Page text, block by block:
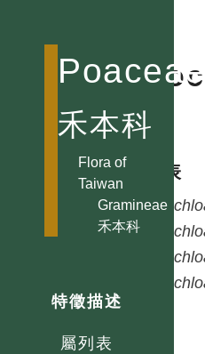
Poaceae
禾本科
Flora of
Taiwan
Gramineae
禾本科
特徵描述
屬列表
Phaenosperma
顯子草屬
Phalaris 鷸草屬
Phleum 梯牧草屬
Phragmites 蘆葦屬
Phyllostachys
Poa 早熟禾屬
Pogonatherum
金髮草屬
Polypogon
屬
種列表